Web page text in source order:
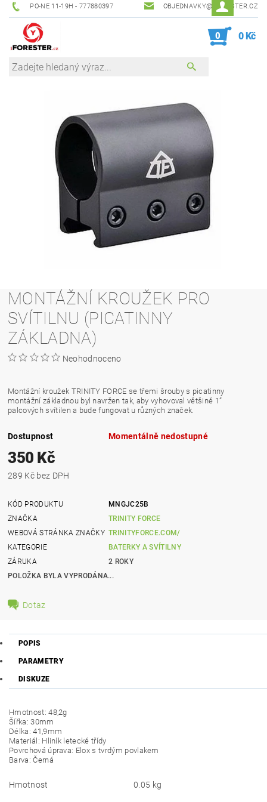
PO-NE 11-19H - 777880397 OBJEDNAVKY@IFORESTER.CZ
0 0 Kč
MONTÁŽNÍ KROUŽEK PRO
SVÍTILNU (PICATINNY
ZÁKLADNA)
Neohodnoceno
Montážní kroužek TRINITY FORCE se třemi šrouby s picatinny
montážní základnou byl navržen tak, aby vyhovoval většině 1”
palcových svítilen a bude fungovat u různých značek.
Dostupnost Momentálně nedostupné
350 Kč
289 Kč bez DPH
KÓD PRODUKTU
MNGJC25B
ZNAČKA
TRINITY FORCE
WEBOVÁ STRÁNKA ZNAČKY TRINITYFORCE.COM/
KATEGORIE
BATERKY A SVÍTILNY
ZÁRUKA
2 ROKY
POLOŽKA BYLA VYPRODÁNA...
Dotaz
POPIS
PARAMETRY
DISKUZE
Hmotnost: 48,2g
Šířka: 30mm
Délka: 41,9mm
Materiál: Hliník letecké třídy
Povrchová úprava: Elox s tvrdým povlakem
Barva: Černá
Hmotnost 0.05 kg